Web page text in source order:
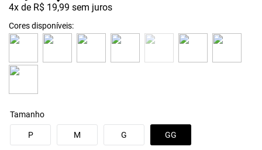
4x de R$ 19,99 sem juros
Tamanho
G GG
M
P